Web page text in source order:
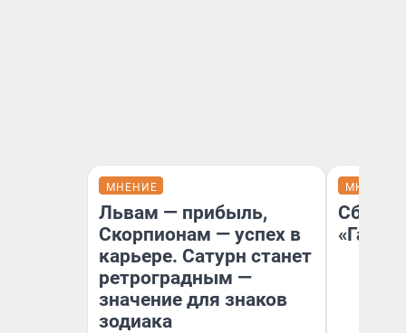
МНЕНИЕ
Львам — прибыль,
Скорпионам — успех в
карьере. Сатурн станет
ретроградным —
значение для знаков
зодиака
МНЕНИЕ
Сбер